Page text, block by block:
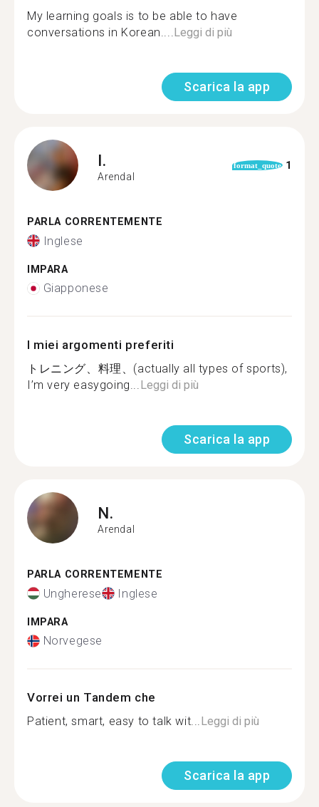
My learning goals is to be able to have
conversations in Korean....Leggi di più
Scarica la app
I.
Arendal
format_quote 1
PARLA CORRENTEMENTE
Inglese
IMPARA
Giapponese
I miei argomenti preferiti
トレニング、料理、(actually all types of sports),
I’m very easygoing...Leggi di più
Scarica la app
N.
Arendal
PARLA CORRENTEMENTE
Ungherese Inglese
IMPARA
Norvegese
Vorrei un Tandem che
Patient, smart, easy to talk wit...Leggi di più
Scarica la app